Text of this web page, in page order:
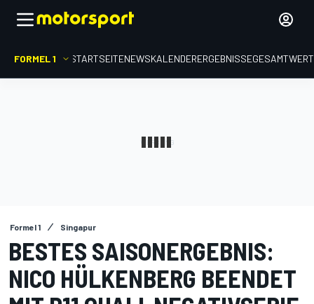
FORMEL 1 STARTSEITENEWSKALENDERERGEBNISSE
Formel 1 Singapur
BESTES SAISONERGEBNIS:
NICO HÜLKENBERG BEENDET